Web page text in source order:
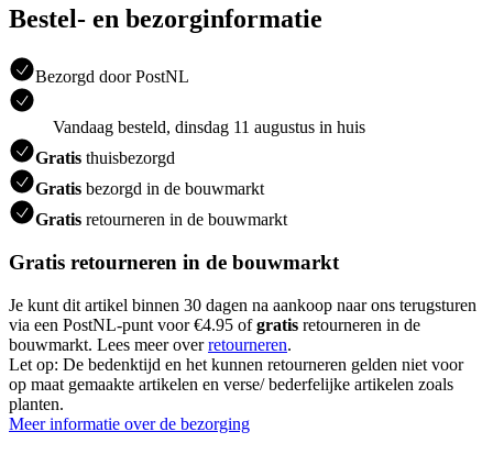
Bestel- en bezorginformatie
Bezorgd door PostNL
Vandaag besteld, dinsdag 11 augustus in huis
Gratis thuisbezorgd
Gratis bezorgd in de bouwmarkt
Gratis retourneren in de bouwmarkt
Gratis retourneren in de bouwmarkt
Je kunt dit artikel binnen 30 dagen na aankoop naar ons terugsturen
via een PostNL-punt voor €4.95 ofgratis retourneren in de
bouwmarkt. Lees meer overretourneren.
Let op: De bedenktijd en het kunnen retourneren gelden niet voor
op maat gemaakte artikelen en verse/ bederfelijke artikelen zoals
planten.
Meer informatie over de bezorging